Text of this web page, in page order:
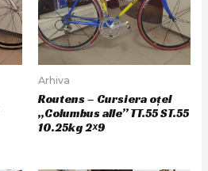
Arhiva
Routens – Cursiera oțel
„Columbus alle” TT.55 ST.55
10.25kg 2×9